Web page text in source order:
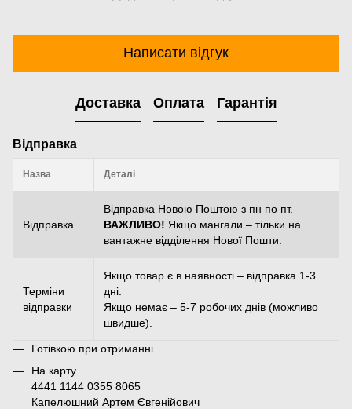
Написати відгук
Доставка Оплата Гарантія
Відправка
Назва Деталі
Відправка
Відправка Новою Поштою з пн по пт.
ВАЖЛИВО! Якщо мангали – тільки на
вантажне відділення Нової Пошти.
Терміни
відправки
Якщо товар є в наявності – відправка 1-3
дні.
Якщо немає – 5-7 робочих днів (можливо
швидше).
Готівкою при отриманні
На карту
4441 1144 0355 8065
Капелюшний Артем Євгенійович